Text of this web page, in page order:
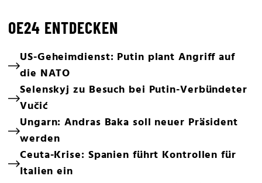
OE24 ENTDECKEN
US-Geheimdienst: Putin plant Angriff auf
die NATO
Selenskyj zu Besuch bei Putin-Verbündeter
Vučić
Ungarn: Andras Baka soll neuer Präsident
werden
Ceuta-Krise: Spanien führt Kontrollen für
Italien ein